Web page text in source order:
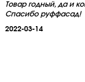
Товар годный, да и
Спасибо руффасад!
2022-03-14